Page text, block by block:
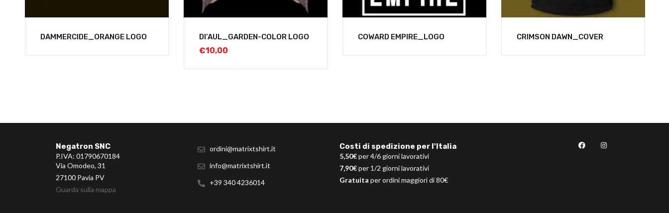
DAMMERCIDE_ORANGE LOGO DI’AUL_GARDEN-COLOR LOGO
€10,00
COWARD EMPIRE_LOGO CRIMSON DAWN_COVER
Negatron SNC
P.IVA: 01790670184
Via Omodeo, 31
27100 Pavia PV
Guarda sulla mappa
ordini@matrixtshirt.it
info@matrixtshirt.it
+39 340 4236014
Costi di spedizione per l'Italia
5,50€per 4/6 giorni lavorativi
7,90€per 1/2 giorni lavorativi
Gratuita per ordini maggiori di 80€